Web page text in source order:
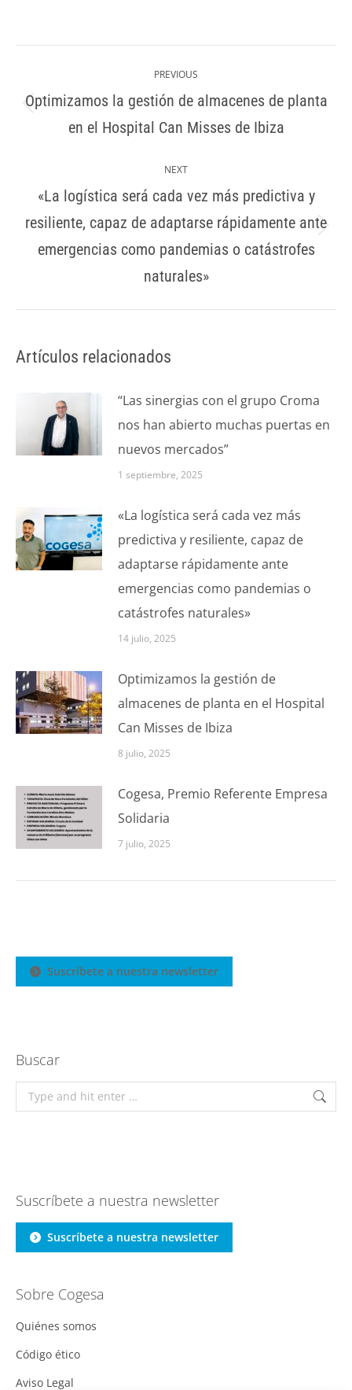
Post
PREVIOUS
post:
Optimizamos la gestión de almacenes de planta
en el Hospital Can Misses de Ibiza
NEXT
Next
post:
«La logística será cada vez más predictiva y
resiliente, capaz de adaptarse rápidamente ante
emergencias como pandemias o catástrofes
naturales»
Artículos relacionados
“Las sinergias con el grupo Croma
nos han abierto muchas puertas en
nuevos mercados”
1 septiembre, 2025
«La logística será cada vez más
predictiva y resiliente, capaz de
adaptarse rápidamente ante
emergencias como pandemias o
catástrofes naturales»
14 julio, 2025
Optimizamos la gestión de
almacenes de planta en el Hospital
Can Misses de Ibiza
8 julio, 2025
Cogesa, Premio Referente Empresa
Solidaria
7 julio, 2025
Suscríbete a nuestra newsletter
Buscar
Search:
Suscríbete a nuestra newsletter
Suscríbete a nuestra newsletter
Sobre Cogesa
Quiénes somos
Código ético
Aviso Legal